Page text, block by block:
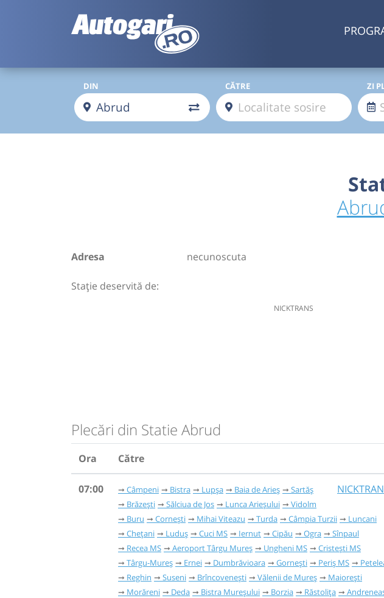
DIN CĂTRE ZI
Adresa necunoscuta
Stație deservită de:
NICKTRANS
Plecări din Statie Abrud
Ora Către
07:00 Câmpeni Bistra Lupșa Baia de Arieș
Sartăș
Brăzești
Sălciua de Jos Lunca Arieșului
Vidolm
Buru
Cornești Mihai Viteazu Turda Câmpia Turzii
Luncani
Chețani
Luduș Cuci MS Iernut Cipău Ogra
Sînpaul
Recea MS
Aeroport Târgu Mureș Ungheni MS
Cristești MS
Târgu-Mureș
Ernei Dumbrăvioara Gornești Periș MS
Reghin
Suseni Brîncovenești Vălenii de Mureș
Maiorești
Morăreni
Deda Bistra Mureșului Borzia Răstolița